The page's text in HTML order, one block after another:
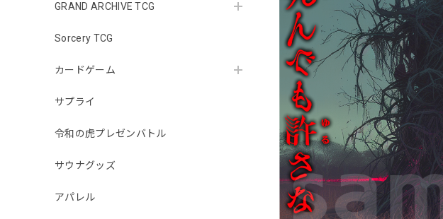
GRAND ARCHIVE TCG
Sorcery TCG
カードゲーム
サプライ
令和の虎プレゼンバトル
サウナグッズ
アパレル